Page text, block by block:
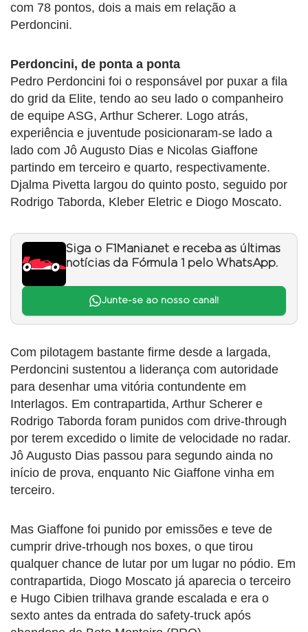
com 78 pontos, dois a mais em relação a
Perdoncini.
Perdoncini, de ponta a ponta
Pedro Perdoncini foi o responsável por puxar a fila
do grid da Elite, tendo ao seu lado o companheiro
de equipe ASG, Arthur Scherer. Logo atrás,
experiência e juventude posicionaram-se lado a
lado com Jô Augusto Dias e Nicolas Giaffone
partindo em terceiro e quarto, respectivamente.
Djalma Pivetta largou do quinto posto, seguido por
Rodrigo Taborda, Kleber Eletric e Diogo Moscato.
Siga o F1Mania.net e receba as últimas
notícias da Fórmula 1 pelo WhatsApp.
Junte-se ao nosso canal!
Com pilotagem bastante firme desde a largada,
Perdoncini sustentou a liderança com autoridade
para desenhar uma vitória contundente em
Interlagos. Em contrapartida, Arthur Scherer e
Rodrigo Taborda foram punidos com drive-through
por terem excedido o limite de velocidade no radar.
Jô Augusto Dias passou para segundo ainda no
início de prova, enquanto Nic Giaffone vinha em
terceiro.
Mas Giaffone foi punido por emissões e teve de
cumprir drive-trhough nos boxes, o que tirou
qualquer chance de lutar por um lugar no pódio. Em
contrapartida, Diogo Moscato já aparecia o terceiro
e Hugo Cibien trilhava grande escalada e era o
sexto antes da entrada do safety-truck após